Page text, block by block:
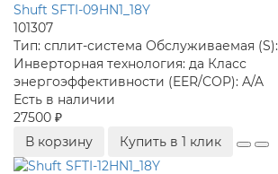
Shuft SFTI-09HN1_18Y
101307
Тип: сплит-система Обслуживаемая (S):
Инверторная технология: да Класс
энергоэффективности (EER/COP): A/A
Есть в наличии
27500 ₽
В корзину
Купить в 1 клик